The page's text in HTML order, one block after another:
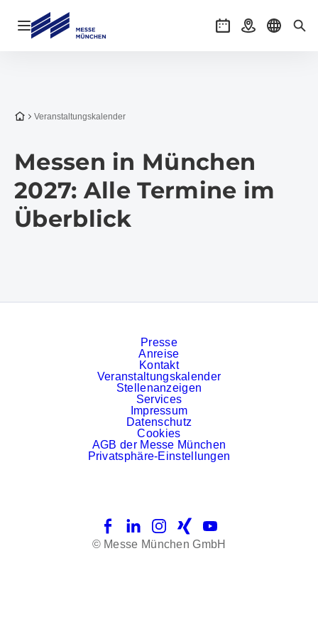
Navigation öffnen Veranstaltungen
AnreiseSprache
Zur Startseite
Veranstaltungs­kalender
Messen in München
2027: Alle Termine im
Überblick
Presse
Anreise
Kontakt
Veranstaltungskalender
Stellenanzeigen
Services
Impressum
Datenschutz
Cookies
AGB der Messe München
Privatsphäre-Einstellungen
FacebookLinkedInInstagram
Xing
YouTube
© Messe München GmbH